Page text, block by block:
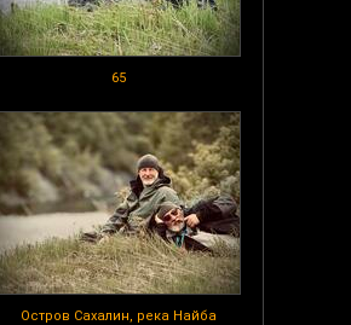
65
Остров Сахалин, река Найба